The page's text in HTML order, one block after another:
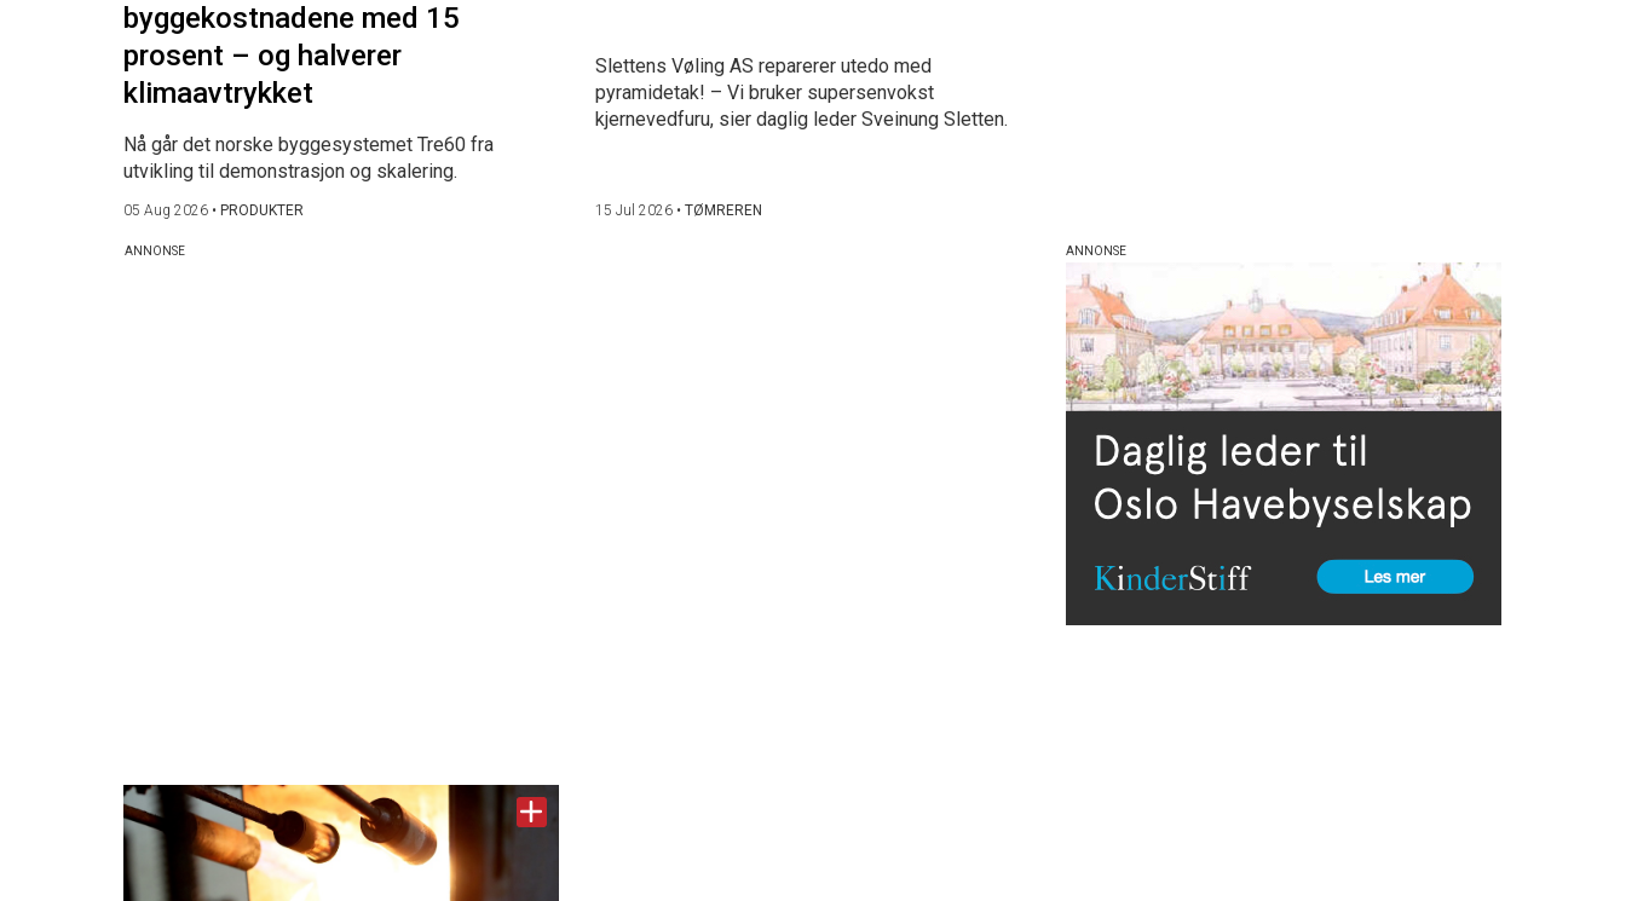
byggekostnadene med 15
prosent – og halverer
klimaavtrykket
Nå går det norske byggesystemet Tre60 fra
utvikling til demonstrasjon og skalering.
05 Aug 2026 • PRODUKTER
Slettens Vøling AS reparerer utedo med
pyramidetak! – Vi bruker supersenvokst
kjernevedfuru, sier daglig leder Sveinung Sletten.
15 Jul 2026• TØMREREN